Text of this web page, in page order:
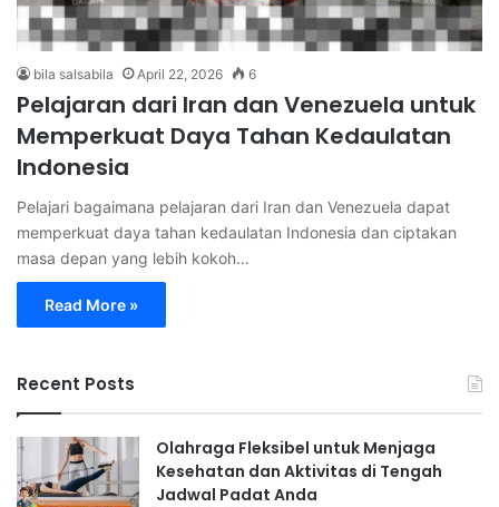
bila salsabila April 22, 2026 6
Pelajaran dari Iran dan Venezuela untuk
Memperkuat Daya Tahan Kedaulatan
Indonesia
Pelajari bagaimana pelajaran dari Iran dan Venezuela dapat
memperkuat daya tahan kedaulatan Indonesia dan ciptakan
masa depan yang lebih kokoh…
Read More »
Recent Posts
Olahraga Fleksibel untuk Menjaga
Kesehatan dan Aktivitas di Tengah
Jadwal Padat Anda